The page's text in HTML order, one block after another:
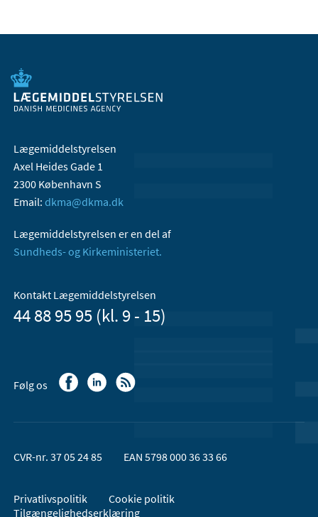
Lægemiddelstyrelsen
Axel Heides Gade 1
2300 København S
Email: dkma@dkma.dk
Lægemiddelstyrelsen er en del af
Sundheds- og Kirkeministeriet.
Kontakt Lægemiddelstyrelsen
44 88 95 95 (kl. 9 - 15)
Følg os
CVR-nr. 37 05 24 85 EAN 5798 000 36 33 66
Privatlivspolitik
Cookie politik
Tilgængelighedserklæring